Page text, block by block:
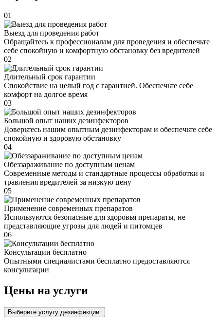
01
Выезд для проведения работ
Обращайтесь к профессионалам для проведения и обеспечьте
себе спокойную и комфортную обстановку без вредителей
02
Длительный срок гарантии
Спокойствие на целый год с гарантией. Обеспечьте себе
комфорт на долгое время
03
Большой опыт наших дезинфекторов
Доверьтесь нашим опытным дезинфекторам и обеспечьте себе
спокойную и здоровую обстановку
04
Обеззараживание по доступным ценам
Современные методы и стандартные процессы обработки и
травления вредителей за низкую цену
05
Применение современных препаратов
Используются безопасные для здоровья препараты, не
представляющие угрозы для людей и питомцев
06
Консультации бесплатно
Опытными специалистами бесплатно предоставляются
консультации
Цены на услуги
Выберите услугу дезинфекции: